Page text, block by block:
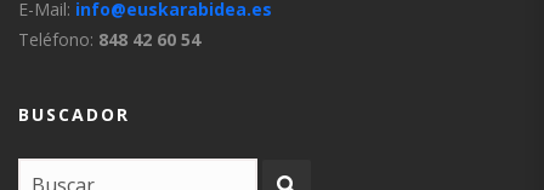
E-Mail: info@euskarabidea.es
Teléfono: 848 42 60 54
BUSCADOR